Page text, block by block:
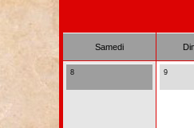
Samedi
8 9